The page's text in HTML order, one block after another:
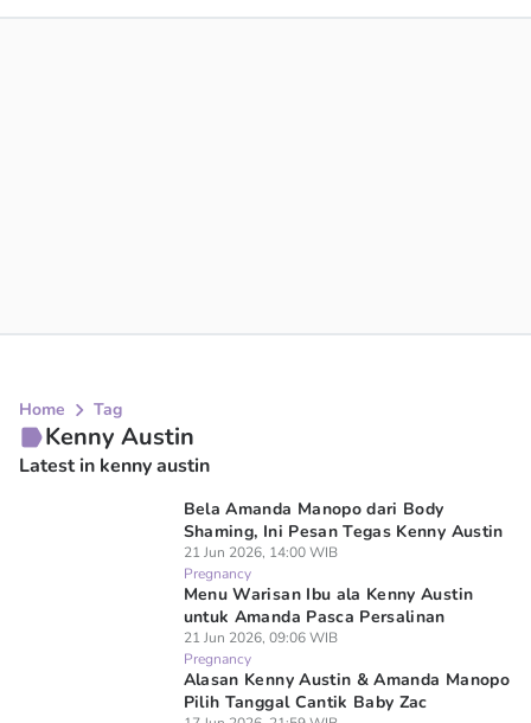
Home Tag
Kenny Austin
Latest in kenny austin
Bela Amanda Manopo dari Body
Shaming, Ini Pesan Tegas Kenny Austin
21 Jun 2026, 14:00 WIB
Pregnancy
Menu Warisan Ibu ala Kenny Austin
untuk Amanda Pasca Persalinan
21 Jun 2026, 09:06 WIB
Pregnancy
Alasan Kenny Austin & Amanda Manopo
Pilih Tanggal Cantik Baby Zac